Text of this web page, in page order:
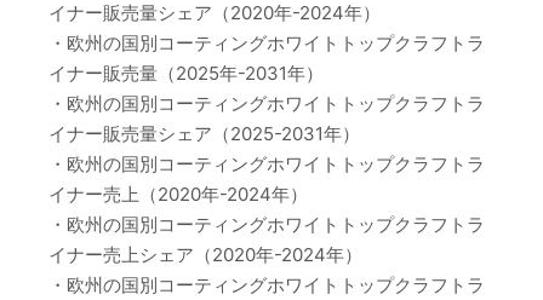
イナー販売量シェア（2020年-2024年）
・欧州の国別コーティングホワイトトップクラフトラ
イナー販売量（2025年-2031年）
・欧州の国別コーティングホワイトトップクラフトラ
イナー販売量シェア（2025-2031年）
・欧州の国別コーティングホワイトトップクラフトラ
イナー売上（2020年-2024年）
・欧州の国別コーティングホワイトトップクラフトラ
イナー売上シェア（2020年-2024年）
・欧州の国別コーティングホワイトトップクラフトラ